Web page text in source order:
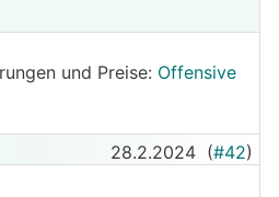
und Preise: Offensive
28.2.2024 (#42)